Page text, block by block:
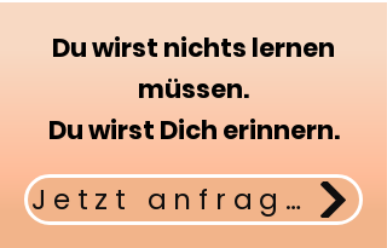
Du wirst nichts lernen
müssen.
Du wirst Dich erinnern.
Jetzt anfragen